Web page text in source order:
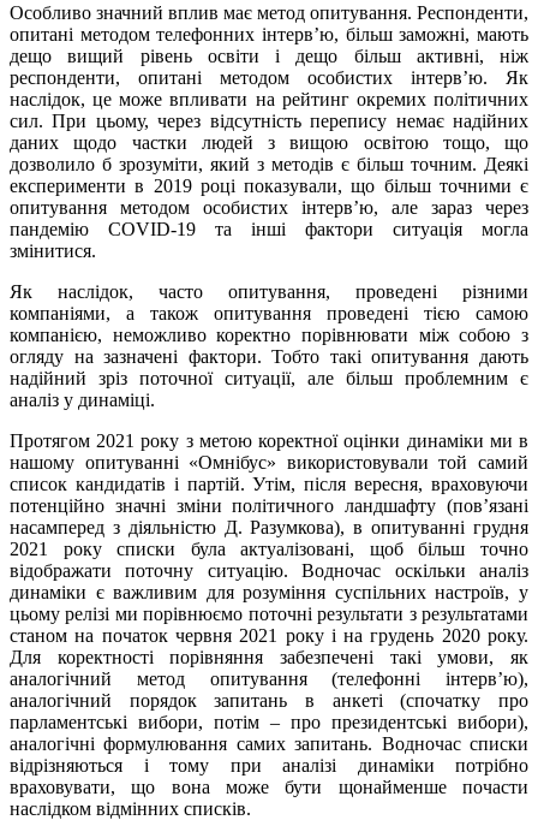
Особливо значний вплив має метод опитування. Респонденти,
опитані методом телефонних інтерв’ю, більш заможні, мають
дещо вищий рівень освіти і дещо більш активні, ніж
респонденти, опитані методом особистих інтерв’ю. Як
наслідок, це може впливати на рейтинг окремих політичних
сил. При цьому, через відсутність перепису немає надійних
даних щодо частки людей з вищою освітою тощо, що
дозволило б зрозуміти, який з методів є більш точним. Деякі
експерименти в 2019 році показували, що більш точними є
опитування методом особистих інтерв’ю, але зараз через
пандемію COVID-19 та інші фактори ситуація могла
змінитися.
Як наслідок, часто опитування, проведені різними
компаніями, а також опитування проведені тією самою
компанією, неможливо коректно порівнювати між собою з
огляду на зазначені фактори. Тобто такі опитування дають
надійний зріз поточної ситуації, але більш проблемним є
аналіз у динаміці.
Протягом 2021 року з метою коректної оцінки динаміки ми в
нашому опитуванні «Омнібус» використовували той самий
список кандидатів і партій. Утім, після вересня, враховуючи
потенційно значні зміни політичного ландшафту (пов’язані
насамперед з діяльністю Д. Разумкова), в опитуванні грудня
2021 року списки була актуалізовані, щоб більш точно
відображати поточну ситуацію. Водночас оскільки аналіз
динаміки є важливим для розуміння суспільних настроїв, у
цьому релізі ми порівнюємо поточні результати з результатами
станом на початок червня 2021 року і на грудень 2020 року.
Для коректності порівняння забезпечені такі умови, як
аналогічний метод опитування (телефонні інтерв’ю),
аналогічний порядок запитань в анкеті (спочатку про
парламентські вибори, потім – про президентські вибори),
аналогічні формулювання самих запитань. Водночас списки
відрізняються і тому при аналізі динаміки потрібно
враховувати, що вона може бути щонайменше почасти
наслідком відмінних списків.